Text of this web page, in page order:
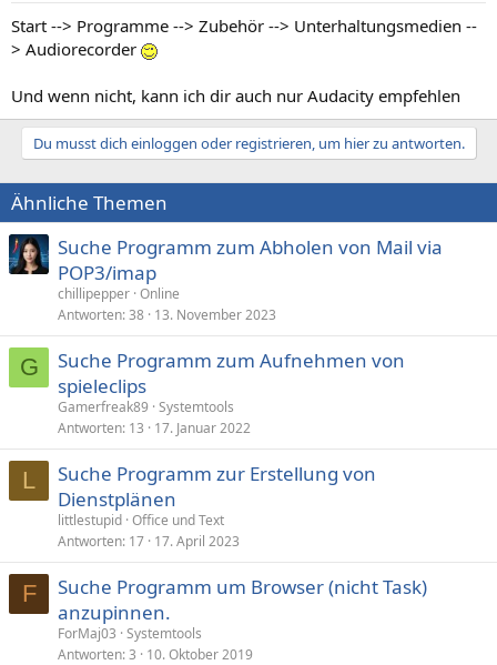
Start --> Programme --> Zubehör --> Unterhaltungsmedien --
> Audiorecorder
Und wenn nicht, kann ich dir auch nur Audacity empfehlen
Du musst dich einloggen oder registrieren, um hier zu antworten.
Ähnliche Themen
Suche Programm zum Abholen von Mail via
POP3/imap
chillipepper Online
Antworten 38 13. November 2023
G
Suche Programm zum Aufnehmen von
spieleclips
Gamerfreak89 Systemtools
Antworten 13 17. Januar 2022
L
Suche Programm zur Erstellung von
Dienstplänen
littlestupid Office und Text
Antworten 17 17. April 2023
F
Suche Programm um Browser (nicht Task)
anzupinnen.
ForMaj03 Systemtools
Antworten 3 10. Oktober 2019